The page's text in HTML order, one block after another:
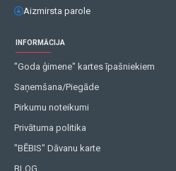
Aizmirsta parole
INFORMĀCIJA
"Goda ģimene" kartes īpašniekiem
Saņemšana/Piegāde
Pirkumu noteikumi
Privātuma politika
"BĒBIS" Dāvanu karte
BLOG